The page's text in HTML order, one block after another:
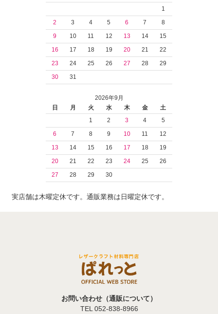
1
2
3 4 5 6 7
8
9
10 11 12 13 14
15
16
17 18 19 20 21
22
23
24 25 26 27 28
29
30
31
2026年9月
日
月 火 水 木 金
土
1
2 3 4
5
6
7 8 9 10 11
12
13
14 15 16 17 18
19
20
21 22 23 24 25
26
27
28 29 30
実店舗は木曜定休です。通販業務は日曜定休です。
お問い合わせ（通販について）
TEL 052-838-8966